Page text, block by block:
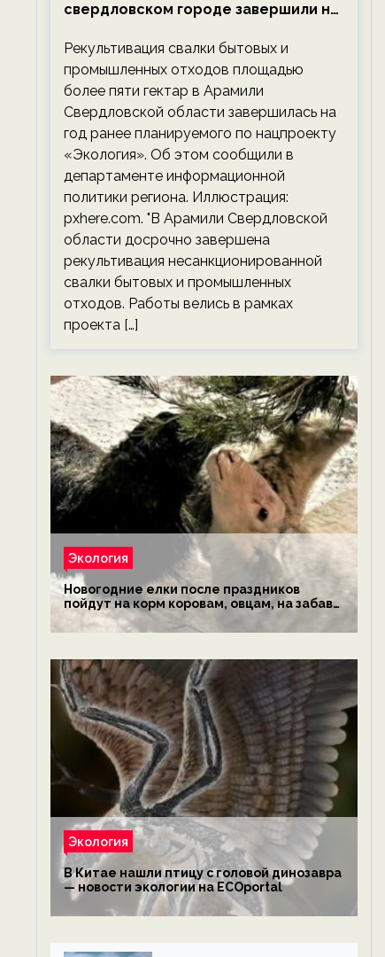
свердловском городе завершили на
новости экологии на ECOportal
Рекультивация свалки бытовых и
промышленных отходов площадью
более пяти гектар в Арамили
Свердловской области завершилась на
год ранее планируемого по нацпроекту
«Экология». Об этом сообщили в
департаменте информационной
политики региона. Иллюстрация:
pxhere.com. "В Арамили Свердловской
области досрочно завершена
рекультивация несанкционированной
свалки бытовых и промышленных
отходов. Работы велись в рамках
проекта […]
Экология
Новогодние елки после праздников
пойдут на корм коровам, овцам, на забаву
обезьянам, львам и леопардам — новости
экологии на ECOportal
Экология
В Китае нашли птицу с головой динозавра
— новости экологии на ECOportal